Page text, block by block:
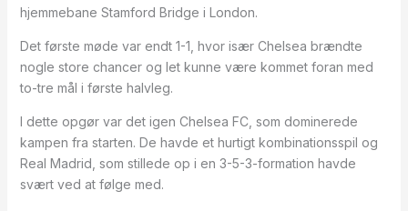
hjemmebane Stamford Bridge i London.
Det første møde var endt 1-1, hvor især Chelsea brændte
nogle store chancer og let kunne være kommet foran med
to-tre mål i første halvleg.
I dette opgør var det igen Chelsea FC, som dominerede
kampen fra starten. De havde et hurtigt kombinationsspil og
Real Madrid, som stillede op i en 3-5-3-formation havde
svært ved at følge med.